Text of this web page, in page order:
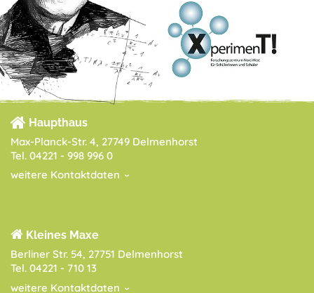
Haupthaus
Max-Planck-Str. 4, 27749 Delmenhorst
Tel. 04221 - 998 996 0
weitere Kontaktdaten
Kleines Maxe
Berliner Str. 54, 27751 Delmenhorst
Tel. 04221 - 710 13
weitere Kontaktdaten